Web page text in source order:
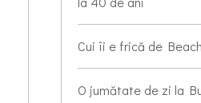
Cui îi e frică de
O jumătate de zi la